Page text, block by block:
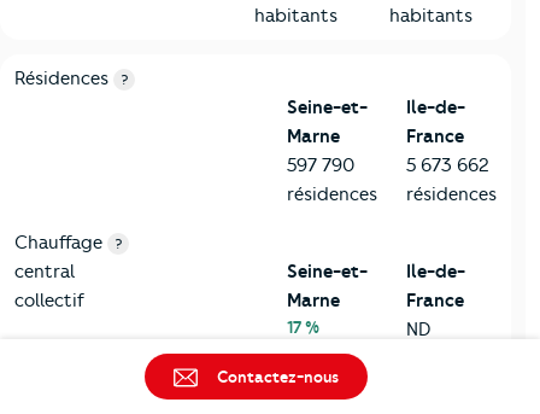
habitants
habitants
8-Chauffage
Critères Seine-et-Marne
Résidences ?
Seine-et-
Marne
597 790
résidences
Ile-de-
France
5 673 662
résidences
Chauffage
central
collectif
?
Seine-et-
Marne
17 %
Ile-de-
France
ND
Contactez-nous